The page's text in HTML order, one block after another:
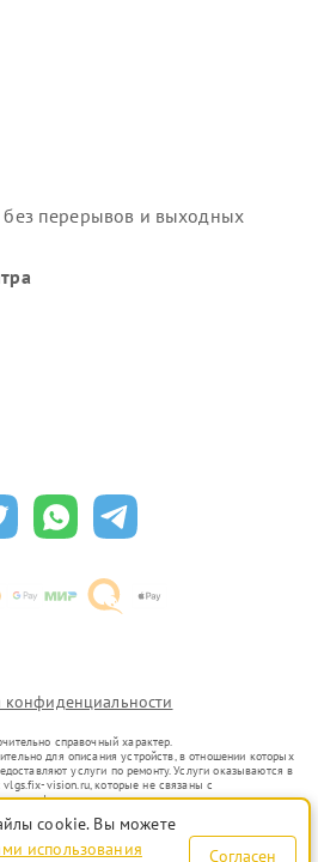
перерывов и выходных
конфиденциальности
справочный характер.
для описания устройств, в отношении которых
услуги по ремонту. Услуги оказываются в
vision.ru, которые не связаны с
их официальными представителями.
введенных в гражданский оборот в соответствии
цели индивидуализации услуг или введения
информирования о предоставляемых услугах по
cookie. Вы можете
использования Согласен